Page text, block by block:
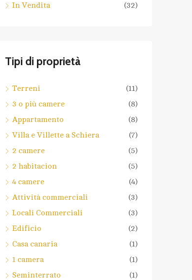
In Vendita (32)
Tipi di proprietà
Terreni
(11)
3 o più camere
(8)
Appartamento
(8)
Villa e Villette a Schiera
(7)
2 camere
(5)
2 habitacion
(5)
4 camere
(4)
Attività commerciali
(3)
Locali Commerciali
(3)
Edificio
(2)
Casa canaria
(1)
1 camera
(1)
Seminterrato
(1)